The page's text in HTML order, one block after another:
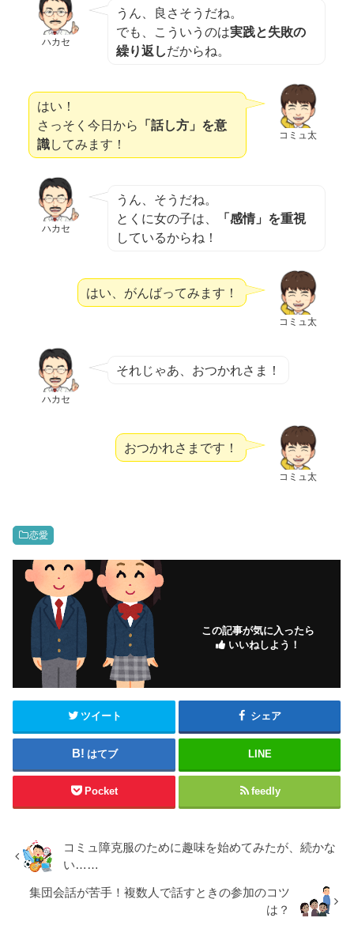
ハカセ
うん、良さそうだね。
でも、こういうのは実践と失敗の
繰り返しだからね。
コミュ太
はい！
さっそく今日から
「話し方」を意
識してみます！
ハカセ
うん、そうだね。
とくに女の子は、
「感情」を重視
しているからね！
コミュ太
はい、がんばってみます！
ハカセ
それじゃあ、おつかれさま！
コミュ太
おつかれさまです！
恋愛
この記事が気に入ったら
いいねしよう！
ツイート シェア
はてブ LINE
Pocket feedly
コミュ障克服のために趣味を始めてみたが、続かな
い……
集団会話が苦手！複数人で話すときの参加のコツ
は？